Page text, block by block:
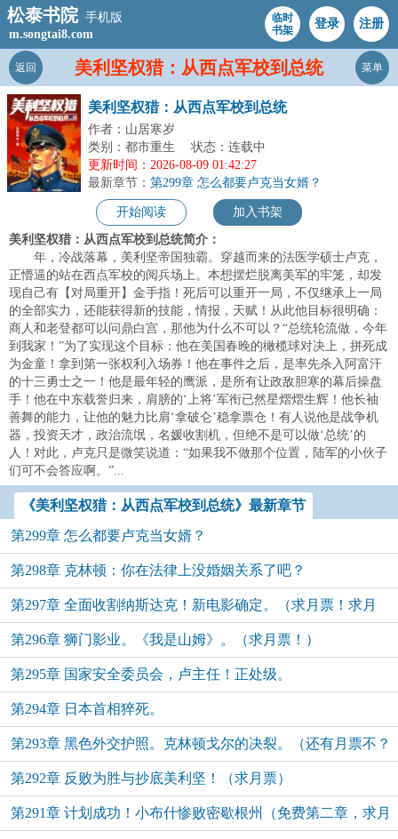
松泰书院 手机版
m.songtai8.com
临时
书架
登录 注册
美利坚权猎：从西点军校到总统
返回 菜单
美利坚权猎：从西点军校到总统
作者：山居寒岁
类别：都市重生
状态：连载中
更新时间：2026-08-09 01:42:27
最新章节： 第299章 怎么都要卢克当女婿？
开始阅读 加入书架
美利坚权猎：从西点军校到总统简介：
年，冷战落幕，美利坚帝国独霸。穿越而来的法医学硕士卢克，
正懵逼的站在西点军校的阅兵场上。本想摆烂脱离美军的牢笼，却发
现自己有【对局重开】金手指！死后可以重开一局，不仅继承上一局
的全部实力，还能获得新的技能，情报，天赋！从此他目标很明确：
商人和老登都可以问鼎白宫，那他为什么不可以？“总统轮流做，今年
到我家！”为了实现这个目标：他在美国春晚的橄榄球对决上，拼死成
为金童！拿到第一张权利入场券！他在事件之后，是率先杀入阿富汗
的十三勇士之一！他是最年轻的鹰派，是所有让政敌胆寒的幕后操盘
手！他在中东载誉归来，肩膀的‘上将’军衔已然星熠熠生辉！他长袖
善舞的能力，让他的魅力比肩‘拿破仑’稳拿票仓！有人说他是战争机
器，投资天才，政治流氓，名媛收割机，但绝不是可以做‘总统’的
人！对此，卢克只是微笑说道：“如果我不做那个位置，陆军的小伙子
们可不会答应啊。”...
《美利坚权猎：从西点军校到总统》最新章节
第299章 怎么都要卢克当女婿？
第298章 克林顿：你在法律上没婚姻关系了吧？
第297章 全面收割纳斯达克！新电影确定。（求月票！求月
票！求月票！）
第296章 狮门影业。《我是山姆》。（求月票！）
第295章 国家安全委员会，卢主任！正处级。
第294章 日本首相猝死。
第293章 黑色外交护照。克林顿戈尔的决裂。（还有月票不？
来张！）
第292章 反败为胜与抄底美利坚！（求月票）
第291章 计划成功！小布什惨败密歇根州（免费第二章，求月